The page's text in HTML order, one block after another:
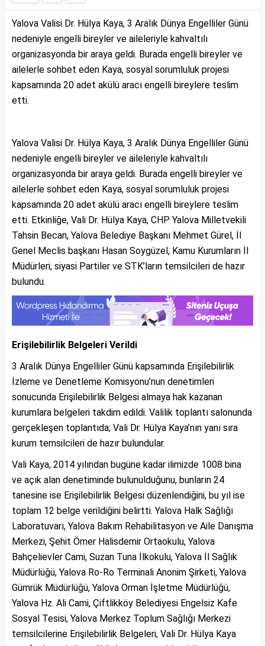
Yalova Valisi Dr. Hülya Kaya, 3 Aralık Dünya Engelliler Günü
nedeniyle engelli bireyler ve aileleriyle kahvaltılı
organizasyonda bir araya geldi. Burada engelli bireyler ve
ailelerle sohbet eden Kaya, sosyal sorumluluk projesi
kapsamında 20 adet akülü aracı engelli bireylere teslim
etti.
Yalova Valisi Dr. Hülya Kaya, 3 Aralık Dünya Engelliler Günü
nedeniyle engelli bireyler ve aileleriyle kahvaltılı
organizasyonda bir araya geldi. Burada engelli bireyler ve
ailelerle sohbet eden Kaya, sosyal sorumluluk projesi
kapsamında 20 adet akülü aracı engelli bireylere teslim
etti. Etkinliğe, Vali Dr. Hülya Kaya, CHP Yalova Milletvekili
Tahsin Becan, Yalova Belediye Başkanı Mehmet Gürel, İl
Genel Meclis başkanı Hasan Soygüzel, Kamu Kurumların İl
Müdürleri, siyasi Partiler ve STK’ların temsilcileri de hazır
bulundu.
Erişilebilirlik Belgeleri Verildi
3 Aralık Dünya Engelliler Günü kapsamında Erişilebilirlik
İzleme ve Denetleme Komisyonu’nun denetimleri
sonucunda Erişilebilirlik Belgesi almaya hak kazanan
kurumlara belgeleri takdim edildi. Valilik toplantı salonunda
gerçekleşen toplantıda; Vali Dr. Hülya Kaya’nın yanı sıra
kurum temsilcileri de hazır bulundular.
Vali Kaya, 2014 yılından bugüne kadar ilimizde 1008 bina
ve açık alan denetiminde bulunulduğunu, bunların 24
tanesine ise Erişilebilirlik Belgesi düzenlendiğini, bu yıl ise
toplam 12 belge verildiğini belirtti. Yalova Halk Sağlığı
Laboratuvarı, Yalova Bakım Rehabilitasyon ve Aile Danışma
Merkezi, Şehit Ömer Halisdemir Ortaokulu, Yalova
Bahçelievler Cami, Suzan Tuna İlkokulu, Yalova İl Sağlık
Müdürlüğü, Yalova Ro-Ro Terminali Anonim Şirketi, Yalova
Gümrük Müdürlüğü, Yalova Orman İşletme Müdürlüğü,
Yalova Hz. Ali Cami, Çiftlikköy Belediyesi Engelsiz Kafe
Sosyal Tesisi, Yalova Merkez Toplum Sağlığı Merkezi
temsilcilerine Erişilebilirlik Belgeleri, Vali Dr. Hülya Kaya